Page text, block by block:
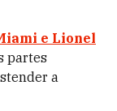
e Lionel
partes
a